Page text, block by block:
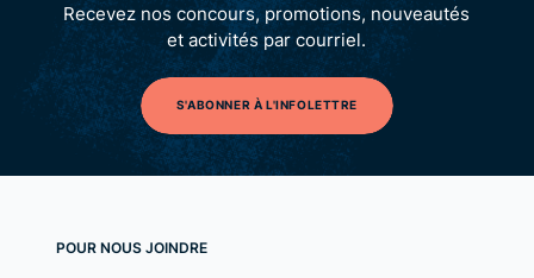
Recevez nos concours, promotions, nouveautés
et activités par courriel.
S'ABONNER À L'INFOLETTRE
POUR NOUS JOINDRE